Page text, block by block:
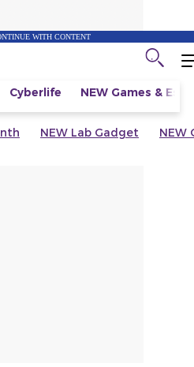
WITH CONTENT
Cyberlife NEW Games &
NEW Lab Gadget NEW